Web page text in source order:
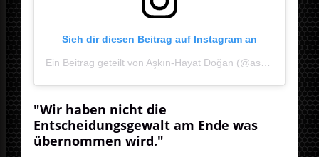
Sieh dir diesen Beitrag auf Instagram an
"Wir haben nicht die
Entscheidungsgewalt am Ende was
übernommen wird."